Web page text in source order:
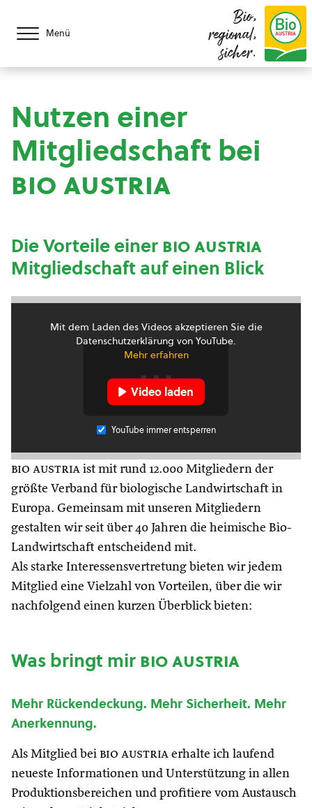
Menü
Bio,
regional,
sicher.
Nutzen einer
Mitgliedschaft bei
bio austria
Die Vorteile einerbio austria
Mitgliedschaft auf einen Blick
Mit dem Laden des Videos akzeptieren Sie die
Datenschutzerklärung von YouTube.
Mehr erfahren
Video laden
YouTube immer entsperren
bio austria ist mit rund 12.000 Mitgliedern der
größte Verband für biologische Landwirtschaft in
Europa. Gemeinsam mit unseren Mitgliedern
gestalten wir seit über 40 Jahren die heimische Bio-
Landwirtschaft entscheidend mit.
Als starke Interessensvertretung bieten wir jedem
Mitglied eine Vielzahl von Vorteilen, über die wir
nachfolgend einen kurzen Überblick bieten:
Was bringt mirbio austria
Mehr Rückendeckung. Mehr Sicherheit. Mehr
Anerkennung.
Als Mitglied bei bio austria erhalte ich laufend
neueste Informationen und Unterstützung in allen
Produktionsbereichen und profitiere vom Austausch